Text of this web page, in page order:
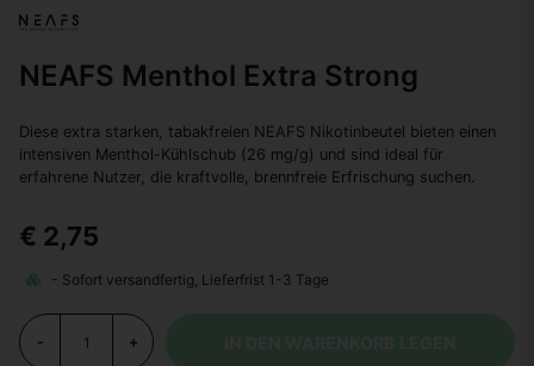
NEAFS Menthol Extra Strong
Diese extra starken, tabakfreien NEAFS Nikotinbeutel bieten einen
intensiven Menthol-Kühlschub (26 mg/g) und sind ideal für
erfahrene Nutzer, die kraftvolle, brennfreie Erfrischung suchen.
€ 2,75
- +